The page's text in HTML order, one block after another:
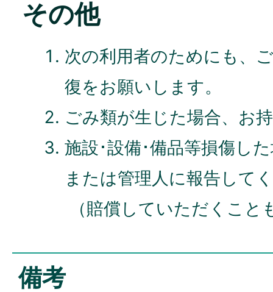
その他
次の利用者のためにも、
復をお願いします。
ごみ類が生じた場合、お
施設･設備･備品等損傷し
または管理人に報告して
（賠償していただくこと
備考